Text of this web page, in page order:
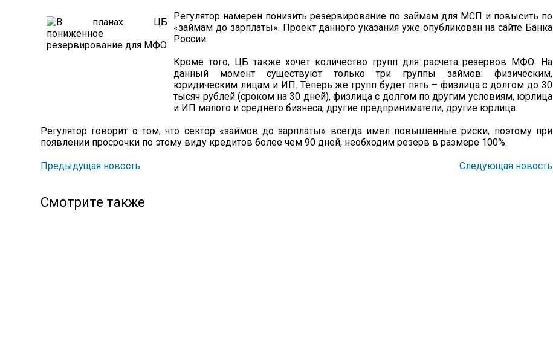
Регулятор намерен понизить резервирование по займам для МСП и повысить по
«займам до зарплаты». Проект данного указания уже опубликован на сайте Банка
России.
Кроме того, ЦБ также хочет количество групп для расчета резервов МФО. На
данный момент существуют только три группы займов: физическим,
юридическим лицам и ИП. Теперь же групп будет пять – физлица с долгом до 30
тысяч рублей (сроком на 30 дней), физлица с долгом по другим условиям, юрлица
и ИП малого и среднего бизнеса, другие предприниматели, другие юрлица.
Регулятор говорит о том, что сектор «займов до зарплаты» всегда имел повышенные риски, поэтому при
появлении просрочки по этому виду кредитов более чем 90 дней, необходим резерв в размере 100%.
Предыдущая новость Следующая новость
Смотрите также